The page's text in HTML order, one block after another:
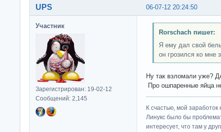
06-07-12 20:24:50
UPS
Участник
Зарегистрирован: 19-02-12
Сообщений: 2,145
Rorschach пишет:
Я ему дал свой
он грозился ко мне
Ну так взломали уже?
Про ошпаренные яйца
К счастью, мой
Линукс было бы
интересует, что там у